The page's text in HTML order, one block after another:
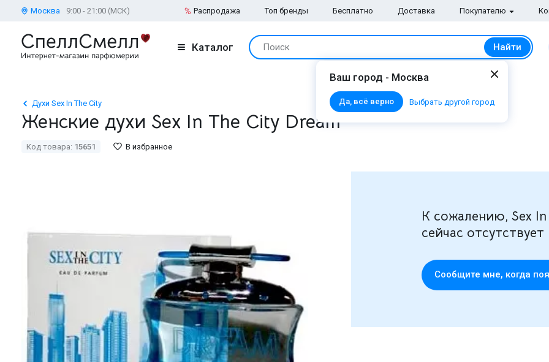
Москва 9:00 - 21:00 (МСК) Распродажа Топ бренды Бесплатно Доставка Покупателю
Каталог Поиск Найти
Ваш город - Москва
Да, всё верно Выбрать другой город
Духи Sex In The City
Женские духи Sex In The City Dream
Код товара: 15651 В избранное
К сожалению, Sex In
сейчас отсутствует
Cообщите мне, когда